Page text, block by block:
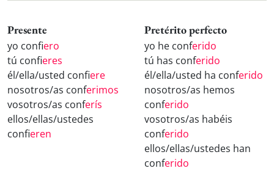
Presente
yo confiero
tú confieres
él/ella/usted confiere
nosotros/as conferimos
vosotros/as conferís
ellos/ellas/ustedes
confieren
Pretérito perfecto
yo he conferido
tú has conferido
él/ella/usted ha conferido
nosotros/as hemos
conferido
vosotros/as habéis
conferido
ellos/ellas/ustedes han
conferido